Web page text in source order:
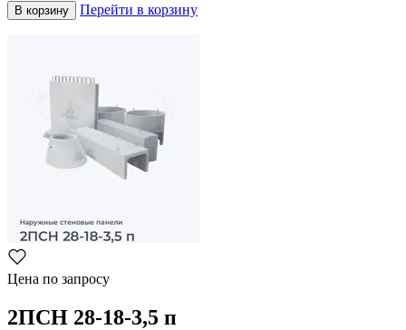
В корзину Перейти в корзину
Цена по запросу
2ПСН 28-18-3,5 п